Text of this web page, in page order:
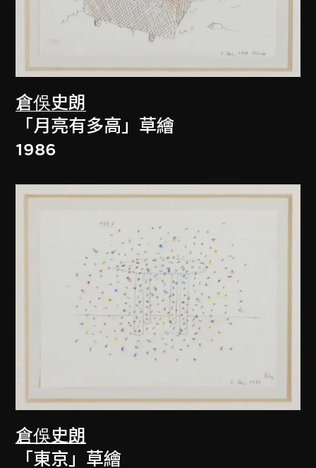
倉俁史朗
「月亮有多高」草繪
1986
倉俁史朗
「東京」草繪